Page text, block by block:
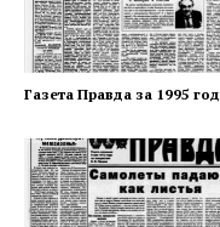
Газета Правда за 1995 год